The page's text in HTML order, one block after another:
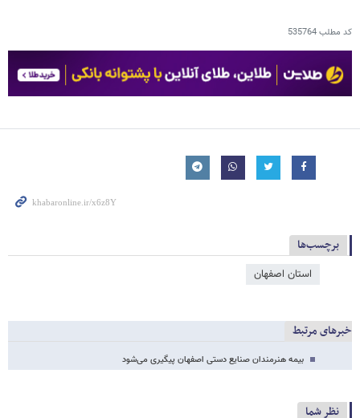
کد مطلب535764
برچسب‌ها
استان اصفهان
خبرهای مرتبط
بیمه هنرمندان صنایع دستی اصفهان پیگیری می‌شود
نظر شما